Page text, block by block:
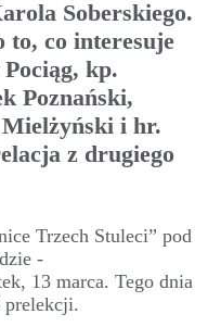
Soberskiego.
to, co interesuje
kp.
Poznański,
i hr.
z drugiego
Trzech Stuleci” pod
-
13 marca. Tego dnia
prelekcji.